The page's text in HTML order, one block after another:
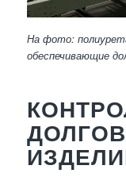
На фото:
обеспечивающие